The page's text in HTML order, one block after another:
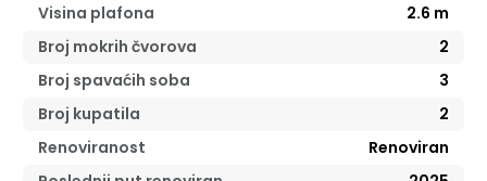
Visina plafona
2.6 m
Broj mokrih čvorova
2
Broj spavaćih soba
3
Broj kupatila
2
Renoviranost
Renoviran